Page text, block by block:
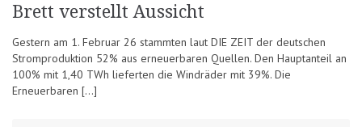
Brett verstellt Aussicht
Gestern am 1. Februar 26 stammten laut DIE ZEIT der deutschen
Stromproduktion 52% aus erneuerbaren Quellen. Den Hauptanteil an
100% mit 1,40 TWh lieferten die Windräder mit 39%. Die
Erneuerbaren […]